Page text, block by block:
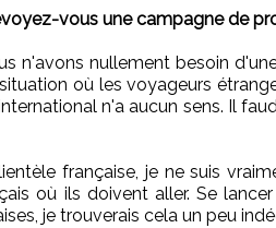
vous une campagne de
n'avons nullement besoin
où les voyageurs
n'a aucun sens. Il
française, je ne suis
où ils doivent aller. Se
je trouverais cela un peu